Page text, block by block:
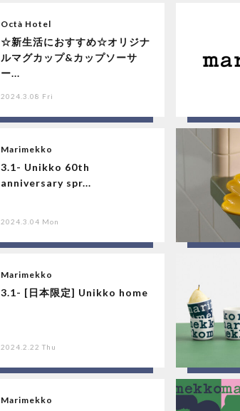
Octà Hotel
☆新生活におすすめ☆オリジナ
ルマグカップ&カップソーサ
ー...
2024.3.08 Fri
Marimekko
3.1- Unikko 60th
anniversary spr...
2024.3.04 Mon
Marimekko
3.1- [日本限定] Unikko home
2024.2.22 Thu
Marimekko